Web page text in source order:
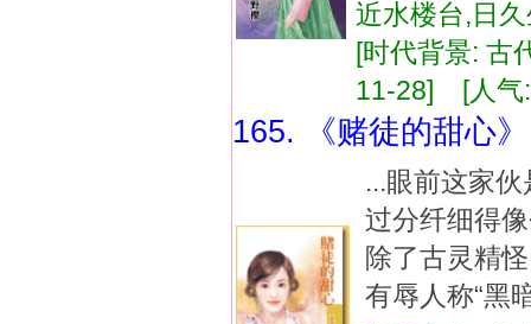
近水楼台,日
[时代背景:
11-28] [人
165. 《赌徒的甜心》
...眼前这家
过分纤细得
除了古灵精
有辱人称“黑